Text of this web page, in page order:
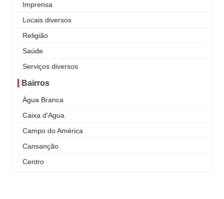
Imprensa
Locais diversos
Religião
Saúde
Serviços diversos
Bairros
Água Branca
Caixa d'Agua
Campo do América
Cansanção
Centro